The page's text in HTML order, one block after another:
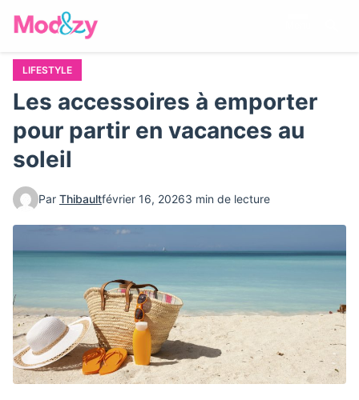
principal
LIFESTYLE
Les accessoires à emporter
pour partir en vacances au
soleil
Par Thibaultfévrier 16, 20263 min de lecture